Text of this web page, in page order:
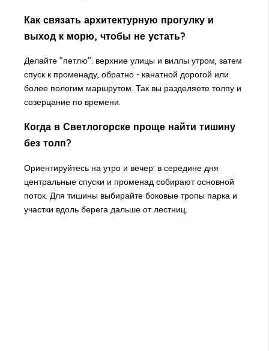
Как связать архитектурную прогулку и
выход к морю, чтобы не устать?
Делайте "петлю": верхние улицы и виллы утром, затем
спуск к променаду, обратно - канатной дорогой или
более пологим маршрутом. Так вы разделяете толпу и
созерцание по времени.
Когда в Светлогорске проще найти тишину
без толп?
Ориентируйтесь на утро и вечер: в середине дня
центральные спуски и променад собирают основной
поток. Для тишины выбирайте боковые тропы парка и
участки вдоль берега дальше от лестниц.